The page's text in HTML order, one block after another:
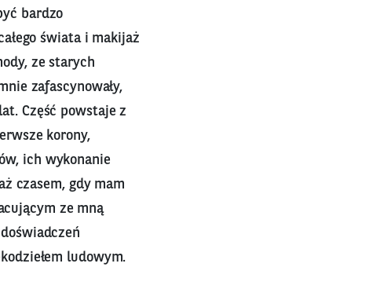
bardzo
świata i makijaż
ze starych
zafascynowały,
Część powstaje z
korony,
ich wykonanie
czasem, gdy mam
ze mną
ludowym.